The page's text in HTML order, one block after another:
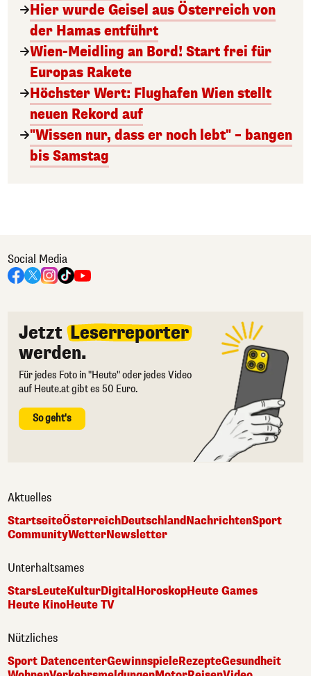
Hier wurde Geisel aus Österreich von
der Hamas entführt
Wien-Meidling an Bord! Start frei für
Europas Rakete
Höchster Wert: Flughafen Wien stellt
neuen Rekord auf
"Wissen nur, dass er noch lebt" – bangen
bis Samstag
Social Media
Jetzt Leserreporter
werden.
Für jedes Foto in "Heute" oder jedes Video
auf Heute.at gibt es 50 Euro.
So geht's
Aktuelles
StartseiteÖsterreichDeutschlandNachrichtenSport
CommunityWetterNewsletter
Unterhaltsames
StarsLeuteKulturDigital HoroskopHeute Games
Heute KinoHeute TV
Nützliches
Sport DatencenterGewinnspieleRezepteGesundheit